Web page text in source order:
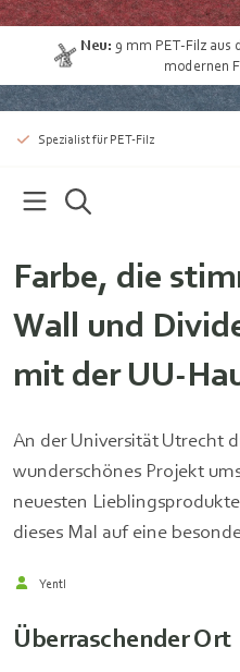
Neu: 9 mm PET-Filz aus
modernen
Spezialist für PET-Filz
Farbe, die
Wall und
mit der UU-
An der Universität Utrecht
wunderschönes Projekt
neuesten
dieses Mal auf eine
Yentl
Überraschender Ort